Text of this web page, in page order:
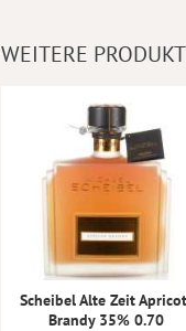
WEITERE
Scheibel Alte Zeit
Brandy 35% 0.70